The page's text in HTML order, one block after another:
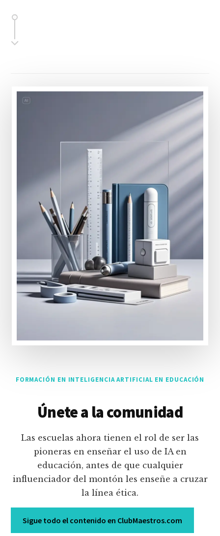
FORMACIÓN EN INTELIGENCIA ARTIFICIAL EN EDUCACIÓN
Únete a la comunidad
Las escuelas ahora tienen el rol de ser las
pioneras en enseñar el uso de IA en
educación, antes de que cualquier
influenciador del montón les enseñe a cruzar
la línea ética.
Sigue todo el contenido en ClubMaestros.com